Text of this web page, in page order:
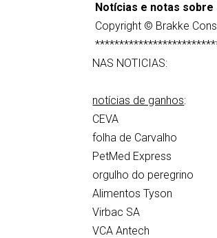
Notícias e notas sobre
Copyright © Brakke
NAS NOTICIAS:
notícias de ganhos:
CEVA
folha de Carvalho
PetMed Express
orgulho do peregrino
Alimentos Tyson
Virbac SA
VCA Antech